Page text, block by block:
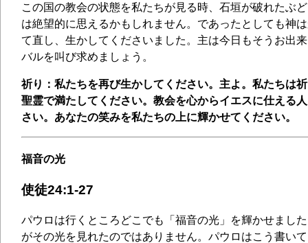
この国の教会の状態を私たちが見る時、石垣が破れたぶ
は絶望的に思えるかもしれません。であったとしても神
て直し、生かしてくださいました。主は今日もそうお出
バルを叫び求めましょう。
祈り：私たちを再び生かしてください。主よ。私たちは
聖霊で満たしてください。教会を心からイエスに仕える
さい。あなたの笑みを私たちの上に輝かせてください。
福音の光
使徒24:1-27
パウロは行くところどこでも「福音の光」を輝かせまし
がその光を見れたのではありません。パウロはこう書い